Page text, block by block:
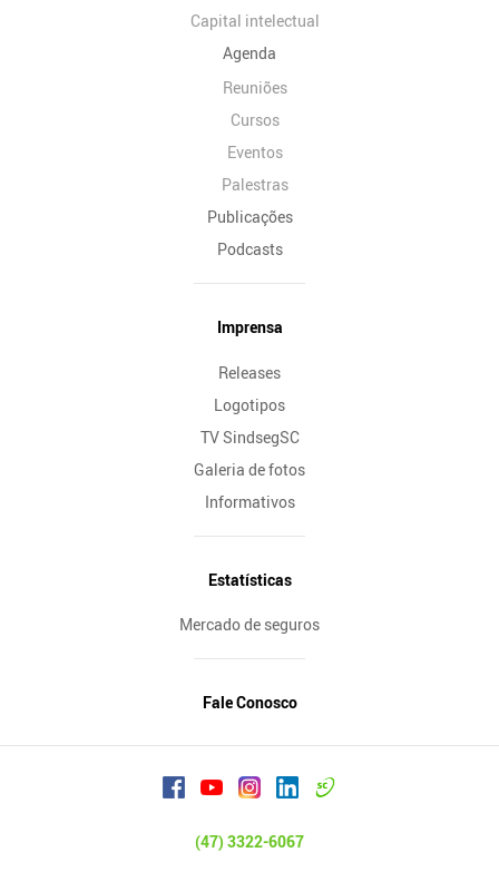
Capital intelectual
Agenda
Reuniões
Cursos
Eventos
Palestras
Publicações
Podcasts
Imprensa
Releases
Logotipos
TV SindsegSC
Galeria de fotos
Informativos
Estatísticas
Mercado de seguros
Fale Conosco
(47) 3322-6067